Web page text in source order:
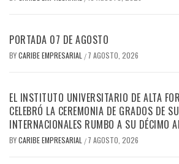
PORTADA 07 DE AGOSTO
BYCARIBE EMPRESARIAL / 7 AGOSTO, 2026
EL INSTITUTO UNIVERSITARIO DE ALTA
CELEBRÓ LA CEREMONIA DE GRADOS DE
INTERNACIONALES RUMBO A SU DÉCIMO
BYCARIBE EMPRESARIAL / 7 AGOSTO, 2026